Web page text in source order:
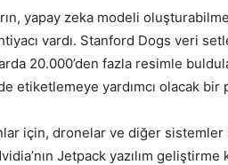
yapay zeka modeli
vardı. Stanford Dogs veri
20.000’den fazla resimle
etiketlemeye yardımcı olacak bir
için, dronelar ve diğer
Jetpack yazılım